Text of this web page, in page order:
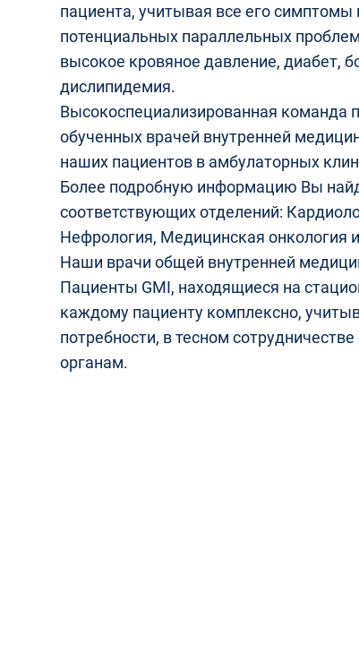
пациента, учитывая все его симптомы
потенциальных параллельных
высокое кровяное давление, диабет,
дислипидемия.
Высокоспециализированная команда
обученных врачей внутренней
наших пациентов в амбулаторных
Более подробную информацию Вы
соответствующих отделений:
Нефрология, Медицинская онкология
Наши врачи общей внутренней
Пациенты GMI, находящиеся на
каждому пациенту комплексно,
потребности, в тесном
органам.